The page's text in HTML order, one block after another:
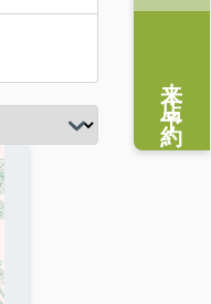
来店予約